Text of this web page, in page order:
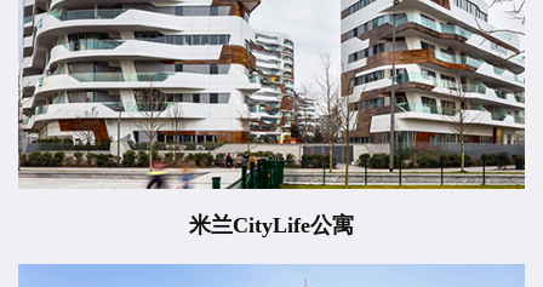
米兰CityLife公寓